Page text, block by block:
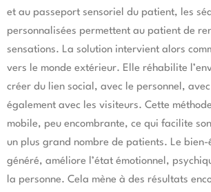
et au passeport sensoriel du patient, les
personnalisées permettent au patient de
sensations. La solution intervient alors
vers le monde extérieur. Elle réhabilite
créer du lien social, avec le personnel,
également avec les visiteurs. Cette
mobile, peu encombrante, ce qui facilite
un plus grand nombre de patients. Le bien-
généré, améliore l’état émotionnel,
la personne. Cela mène à des résultats